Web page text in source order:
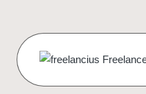
content
f